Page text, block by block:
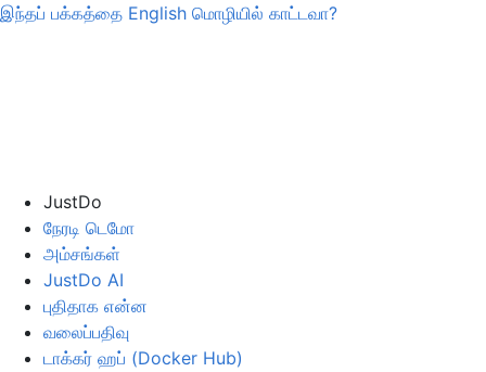
இந்தப் பக்கத்தை English மொழியில் காட்டவா?
JustDo
நேரடி டெமோ
அம்சங்கள்
JustDo AI
புதிதாக என்ன
வலைப்பதிவு
டாக்கர் ஹப் (Docker Hub)